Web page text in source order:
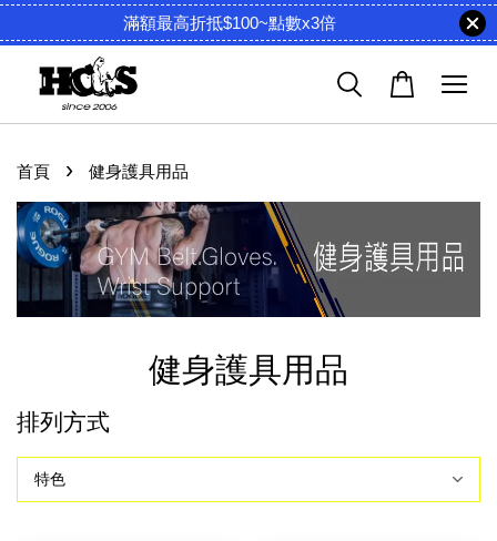
滿額最高折抵$100~點數x3倍
首頁 › 健身護具用品
健身護具用品
排列方式